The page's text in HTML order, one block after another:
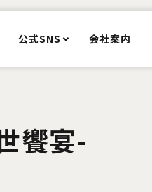
公式SNS 会社案内
饗宴-